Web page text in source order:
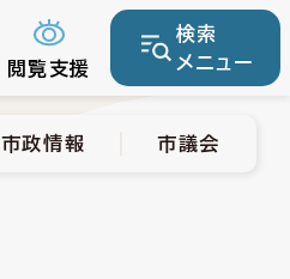
閲覧支援
検索
メニュー
市議会
市政情報 市議会